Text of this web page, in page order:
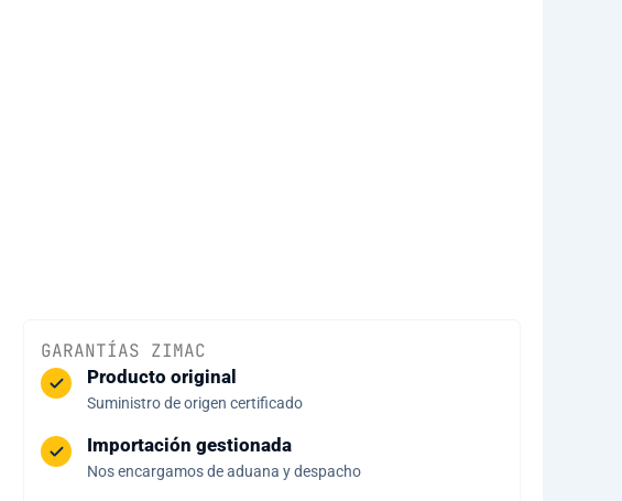
GARANTÍAS ZIMAC
Producto original
Suministro de origen certificado
Importación gestionada
Nos encargamos de aduana y despacho